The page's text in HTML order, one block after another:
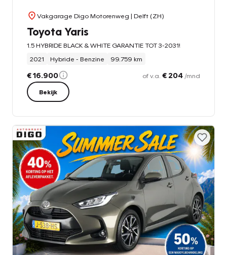
Vakgarage Digo Motorenweg | Delft (ZH)
Toyota Yaris
1.5 HYBRIDE BLACK & WHITE GARANTIE TOT 3-2031!
2021
Hybride - Benzine 99.759 km
€ 16.900 of v.a. € 204 /mnd
Bekijk